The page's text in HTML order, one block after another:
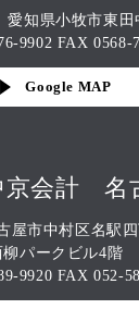
知県小牧市東田
9902 FAX 0568-
Google MAP
京会計 名
屋市中村区名駅
柳パークビル4階
9920 FAX 052-